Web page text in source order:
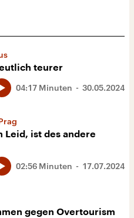
teurer
30.05.2024
04:17 Minuten
Leid, ist des andere
17.07.2024
02:56 Minuten
gegen Overtourism